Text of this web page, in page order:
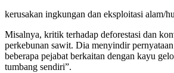
kerusakan ingkungan dan eksploitasi alam/
Misalnya, kritik terhadap deforestasi dan
perkebunan sawit. Dia menyindir
beberapa pejabat berkaitan dengan kayu
tumbang sendiri”.